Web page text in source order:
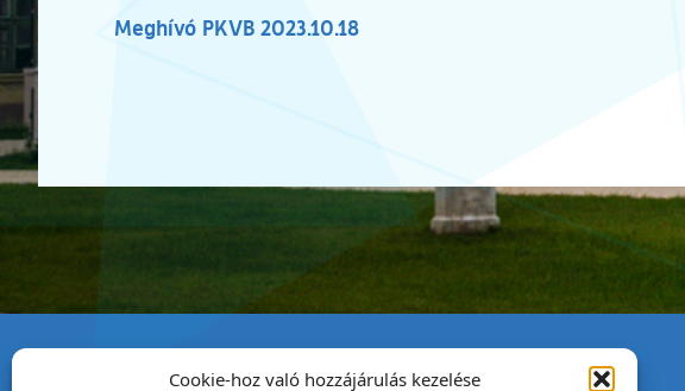
Cookie-hoz való hozzájárulás kezelése
Meghívó PKVB 2023.10.18